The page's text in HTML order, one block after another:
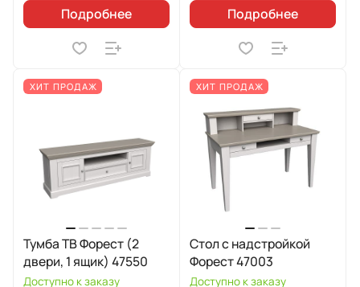
Подробнее Подробнее
ХИТ ПРОДАЖ
Тумба ТВ Форест (2
двери, 1 ящик) 47550
Доступно к заказу
ХИТ ПРОДАЖ
Стол с надстройкой
Форест 47003
Доступно к заказу